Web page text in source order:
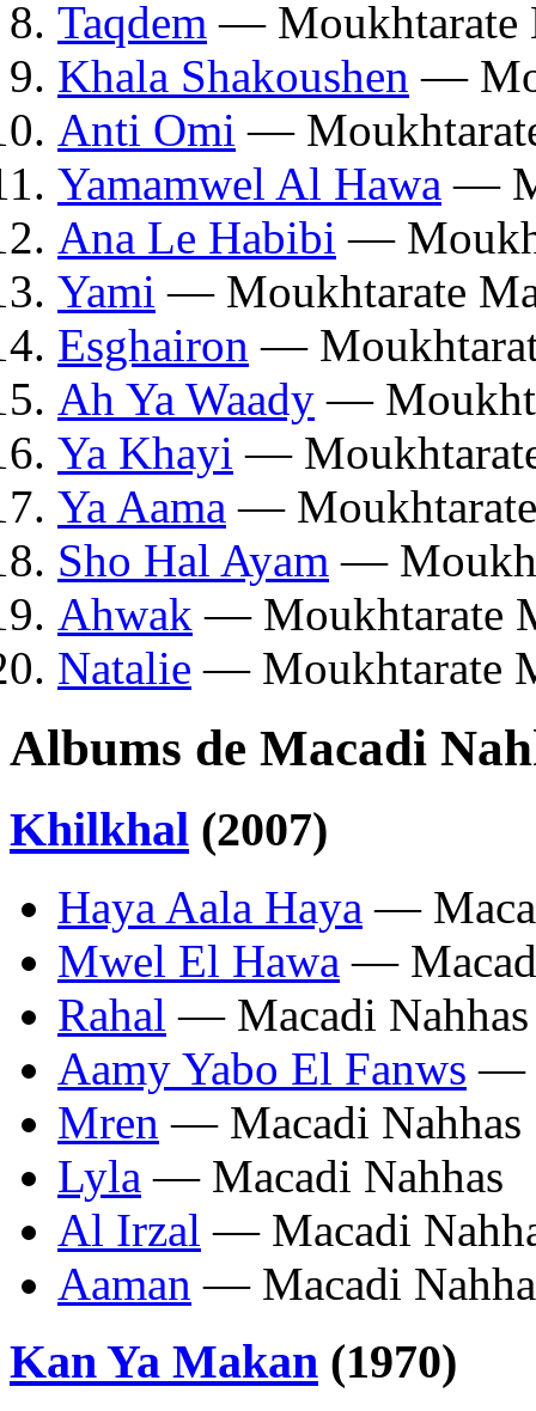
Taqdem — Moukhtarate
Khala Shakoushen —
Anti Omi —
Yamamwel Al Hawa —
Ana Le Habibi —
Yami — Moukhtarate
Esghairon —
Ah Ya Waady —
Ya Khayi —
Ya Aama —
Sho Hal Ayam —
Ahwak — Moukhtarate
Natalie — Moukhtarate
Albums de Macadi
Khilkhal (2007)
Haya Aala Haya —
Mwel El Hawa —
Rahal — Macadi Nahhas
Aamy Yabo El Fanws —
Mren — Macadi Nahhas
Lyla — Macadi Nahhas
Al Irzal — Macadi
Aaman — Macadi
Kan Ya Makan (1970)